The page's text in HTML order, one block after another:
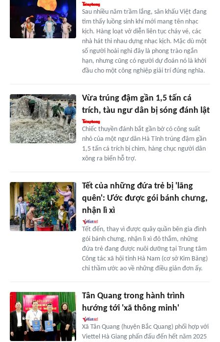
Sau nhiều năm trầm lắng, sân khấu Việt đang
tìm thấy luồng sinh khí mới mang tên nhạc
kịch. Hàng loạt vở diễn liên tục cháy vé, các
nhà hát thi nhau dựng nhạc kịch. Mặc dù một
số người hoài nghi đây là phong trào ngắn
hạn, nhưng cũng có người dự đoán nó là khởi
đầu cho một công nghiệp giải trí đúng nghĩa.
Vừa trúng đậm gần 1,5 tấn cá
trích, tàu ngư dân bị sóng đánh lật
Chiếc thuyền đánh bắt gần bờ có công suất
nhỏ của một ngư dân Hà Tĩnh trúng đậm gần
1,5 tấn cá trích bị chìm, hàng chục người dân
xông ra biển hỗ trợ.
Tết của những đứa trẻ bị 'lãng
quên': Ước được gói bánh chưng,
nhận lì xì
Tết đến, thay vì được quây quần bên gia đình
gói bánh chưng, nhận lì xì đỏ thắm, những
đứa trẻ đang được nuôi dưỡng tại Trung tâm
Công tác xã hội tỉnh Hà Nam (cơ sở Kim Bảng)
chỉ thầm ước ao về những điều giản đơn ấy.
Tân Quang trong hành trình
hướng tới 'xã thông minh'
Xã Tân Quang (huyện Bắc Quang) phối hợp với
Viettel Hà Giang phấn đấu đến hết năm 2025